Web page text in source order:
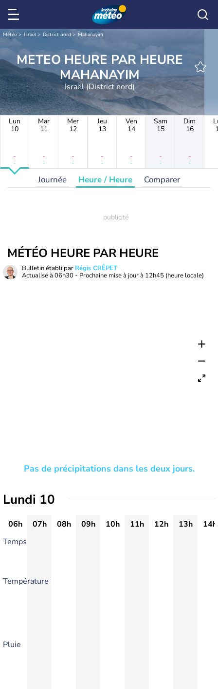
Météo Israël District nord Mahanayim
METEO HEURE PAR HEURE
MAHANAYIM
Israël (District nord)
Lun
10
-
-
Mar
11
-
-
Mer
12
-
-
Jeu
13
-
-
Ven
14
-
-
Sam
15
-
-
Dim
16
-
-
Journée Heure / Heure Comparer
MÉTÉO HEURE PAR HEURE
Bulletin établi par Régis CRÊPET
Actualisé à 06h30 - Prochaine mise à jour à 12h45 (heure locale)
Pas de précipitations dans les deux jours.
Lundi 10
06h 07h 08h 09h 10h 11h 12h 13h
14h
Temps
Température
Pluie